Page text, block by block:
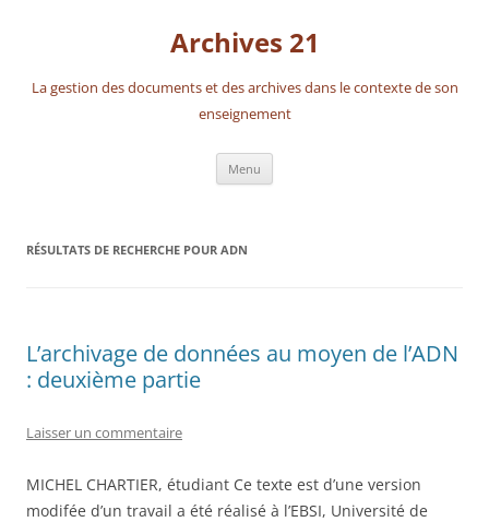
Archives 21
La gestion des documents et des archives dans le contexte de son
enseignement
Menu
RÉSULTATS DE RECHERCHE POUR ADN
L’archivage de données au moyen de l’ADN
: deuxième partie
Laisser un commentaire
MICHEL CHARTIER, étudiant Ce texte est d’une version
modifée d’un travail a été réalisé à l’EBSI, Université de